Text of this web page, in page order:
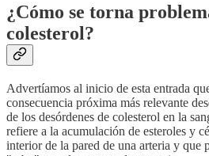
¿Cómo se torna
colesterol?
Advertíamos al inicio de esta entrada
consecuencia próxima más relevante
de los desórdenes de colesterol en la
refiere a la acumulación de esteroles y
interior de la pared de una arteria y que